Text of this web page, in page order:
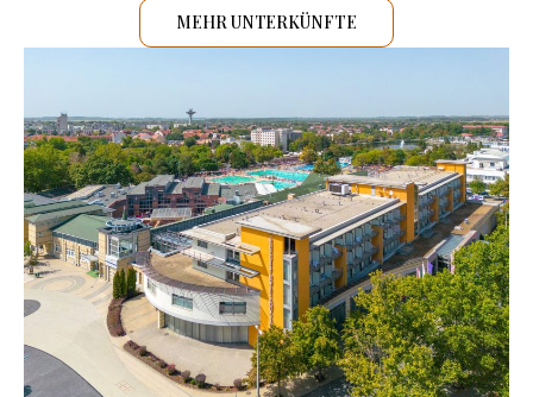
MEHR UNTERKÜNFTE